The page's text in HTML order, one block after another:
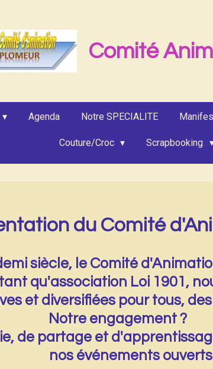
Comité
Agenda Notre SPECIALITE
Couture/Croc Scrapbooking
du Comité
siècle, le Comité
qu'association Loi 1901,
et diversifiées pour
de partage et
nos événements